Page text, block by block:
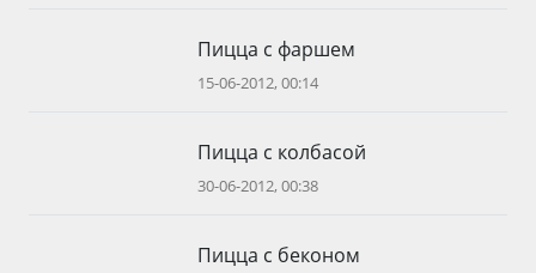
Пицца с фаршем
15-06-2012, 00:14
Пицца с колбасой
30-06-2012, 00:38
Пицца с беконом